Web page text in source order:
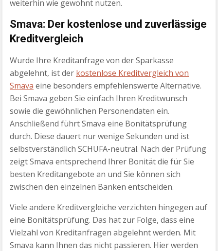
weiterhin wie gewohnt nutzen.
Smava: Der kostenlose und zuverlässige
Kreditvergleich
Wurde Ihre Kreditanfrage von der Sparkasse
abgelehnt, ist der kostenlose Kreditvergleich von
Smava eine besonders empfehlenswerte Alternative.
Bei Smava geben Sie einfach Ihren Kreditwunsch
sowie die gewöhnlichen Personendaten ein.
Anschließend führt Smava eine Bonitätsprüfung
durch. Diese dauert nur wenige Sekunden und ist
selbstverständlich SCHUFA-neutral. Nach der Prüfung
zeigt Smava entsprechend Ihrer Bonität die für Sie
besten Kreditangebote an und Sie können sich
zwischen den einzelnen Banken entscheiden.
Viele andere Kreditvergleiche verzichten hingegen auf
eine Bonitätsprüfung. Das hat zur Folge, dass eine
Vielzahl von Kreditanfragen abgelehnt werden. Mit
Smava kann Ihnen das nicht passieren. Hier werden